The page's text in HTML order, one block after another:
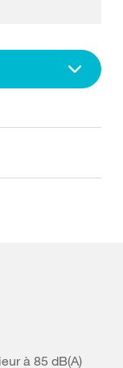
à 85 dB(A)